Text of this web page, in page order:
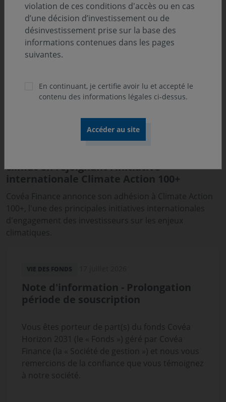
climat en rejoignant l’initiative
internationale Climate Action 100+
Covéa Finance annonce son adhésion à Climate Action
100+, l'une des principales initiatives internationales
d'engagement des investisseurs sur les enjeux
climatiques.
VIE DES FONDS
Note d'information - Prolongation
période de souscription
Vous êtes porteur de part(s) du fonds Covéa
Horizon 2031 (le « Fonds ») géré par Covéa
Finance (la « Société de gestion ») et nous vous
remercions de la confiance que vous témoignez
à notre société.
violation de ces conditions d'accès ou en cas
d’une décision d’investissement ou de
désinvestissement prise sur la base des
informations contenues dans les pages
suivantes.
En continuant, je certifie avoir lu et accepté le
contenu des informations légales ci-dessus.